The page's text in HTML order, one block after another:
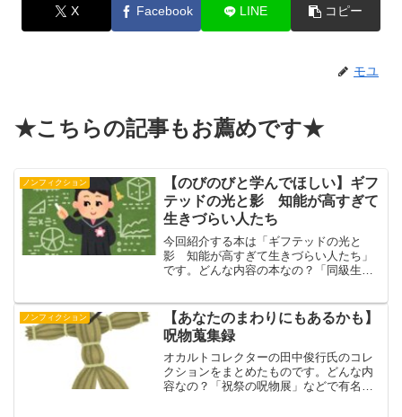
X Facebook LINE コピー
モユ
★こちらの記事もお薦めです★
ノンフィクション
【のびのびと学んでほしい】ギフ
テッドの光と影 知能が高すぎて
生きづらい人たち
今回紹介する本は「ギフテッドの光と
影 知能が高すぎて生きづらい人たち」
です。どんな内容の本なの？「同級生と
上がひとつの基準ともされるギフテッ
ド。強い個性ゆえに周囲...
ノンフィクション
【あなたのまわりにもあるかも】
呪物蒐集録
オカルトコレクターの田中俊行氏のコレ
クションをまとめたものです。どんな内
容なの？「祝祭の呪物展」などで有名な